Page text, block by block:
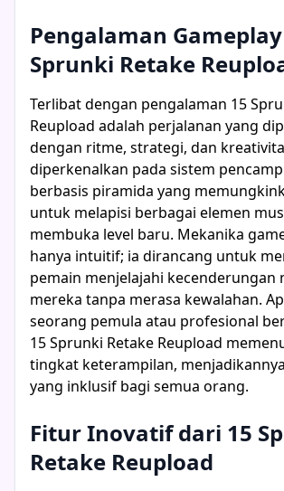
Pengalaman
Sprunki Retake
Terlibat dengan pengalaman 15
Reupload adalah perjalanan yang
dengan ritme, strategi, dan
diperkenalkan pada sistem
berbasis piramida yang
untuk melapisi berbagai elemen
membuka level baru. Mekanika
hanya intuitif; ia dirancang untuk
pemain menjelajahi kecenderungan
mereka tanpa merasa kewalahan.
seorang pemula atau profesional
15 Sprunki Retake Reupload
tingkat keterampilan,
yang inklusif bagi semua orang.
Fitur Inovatif dari 15
Retake Reupload